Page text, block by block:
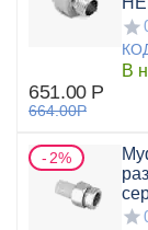
В
651.00 Р
664.00Р
2%